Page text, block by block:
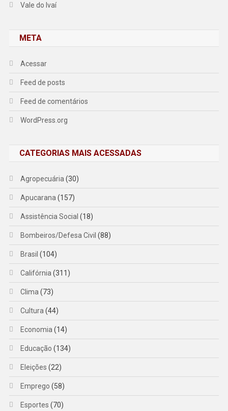
Vale do Ivaí
META
Acessar
Feed de posts
Feed de comentários
WordPress.org
CATEGORIAS MAIS ACESSADAS
Agropecuária (30)
Apucarana (157)
Assistência Social (18)
Bombeiros/Defesa Civil (88)
Brasil (104)
Califórnia (311)
Clima (73)
Cultura (44)
Economia (14)
Educação (134)
Eleições (22)
Emprego (58)
Esportes (70)